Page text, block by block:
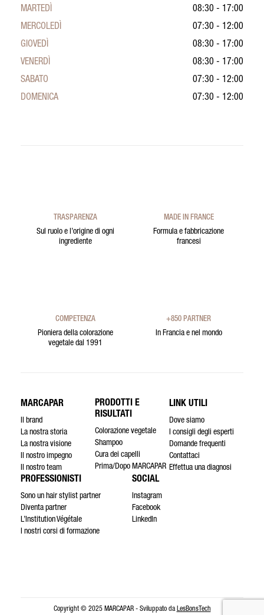
MARTEDÌ
08:30 - 17:00
MERCOLEDÌ
07:30 - 12:00
GIOVEDÌ
08:30 - 17:00
VENERDÌ
08:30 - 17:00
SABATO
07:30 - 12:00
DOMENICA
07:30 - 12:00
TRASPARENZA
Sul ruolo e l’origine di ogni
ingrediente
MADE IN FRANCE
Formula e fabbricazione
francesi
COMPETENZA
Pioniera della colorazione
vegetale dal 1991
+850 PARTNER
In Francia e nel mondo
MARCAPAR
Il brand
La nostra storia
La nostra visione
Il nostro impegno
Il nostro team
PRODOTTI E
RISULTATI
Colorazione vegetale
Shampoo
Cura dei capelli
Prima/Dopo MARCAPAR
LINK UTILI
Dove siamo
I consigli degli esperti
Domande frequenti
Contattaci
Effettua una diagnosi
PROFESSIONISTI
Sono un hair stylist partner
Diventa partner
L’Institution Végétale
I nostri corsi di formazione
SOCIAL
Instagram
Facebook
LinkedIn
Copyright © 2025 MARCAPAR - Sviluppato da LesBonsTech